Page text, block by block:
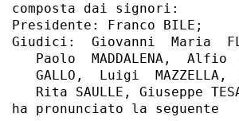
composta dai signori:
Presidente: Franco BILE;
Giudici:  Giovanni  Maria
Paolo  MADDALENA,  Alfio
GALLO,  Luigi  MAZZELLA,
Rita SAULLE, Giuseppe